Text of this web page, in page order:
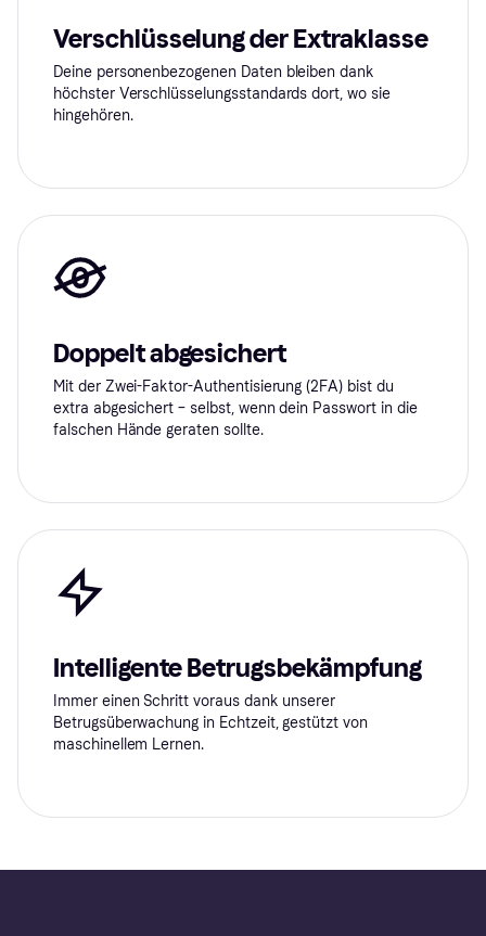
Verschlüsselung der Extraklasse
Deine personenbezogenen Daten bleiben dank
höchster Verschlüsselungsstandards dort, wo sie
hingehören.
Doppelt abgesichert
Mit der Zwei-Faktor-Authentisierung (2FA) bist du
extra abgesichert – selbst, wenn dein Passwort in die
falschen Hände geraten sollte.
Intelligente Betrugsbekämpfung
Immer einen Schritt voraus dank unserer
Betrugsüberwachung in Echtzeit, gestützt von
maschinellem Lernen.